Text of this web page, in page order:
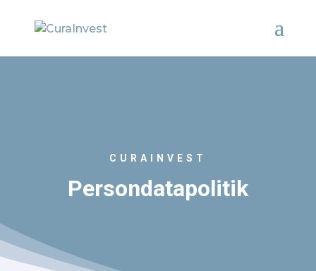
CURAINVEST
Persondatapolitik